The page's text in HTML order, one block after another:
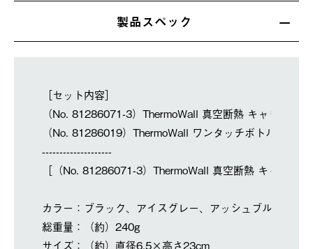
製品スペック
［セット内容］
（No. 81286071-3）ThermoWall 真空断熱 キャリーボ
（No. 81286019）ThermoWall ワンタッチボトル交換用
--------------------
［（No. 81286071-3）ThermoWall 真空断熱 キャリー
カラー：ブラック、アイスグレー、アッシュブルー
総重量：（約）240g
サイズ：（約）直径6.5×高さ23cm